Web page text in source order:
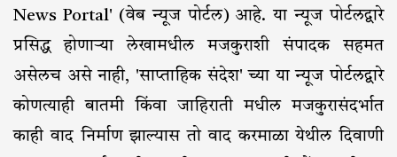
News Portal' (वेब न्यूज पोर्टल) आहे. या न्यूज पोर्टलद्वारे
प्रसिद्ध होणाऱ्या लेखामधील मजकुराशी संपादक सहमत
असेलच असे नाही, 'साप्ताहिक संदेश' च्या या न्यूज पोर्टलद्वारे
कोणत्याही बातमी किंवा जाहिराती मधील मजकुरासंदर्भात
काही वाद निर्माण झाल्यास तो वाद करमाळा येथील दिवाणी